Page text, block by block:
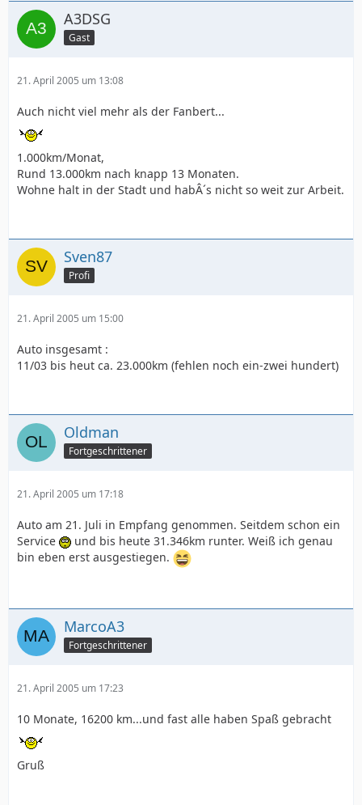
A3DSG
Gast
21. April 2005 um 13:08
Auch nicht viel mehr als der Fanbert...
1.000km/Monat,
Rund 13.000km nach knapp 13 Monaten.
Wohne halt in der Stadt und habÂ´s nicht so weit zur Arbeit.
Sven87
Profi
21. April 2005 um 15:00
Auto insgesamt :
11/03 bis heut ca. 23.000km (fehlen noch ein-zwei hundert)
Oldman
Fortgeschrittener
21. April 2005 um 17:18
Auto am 21. Juli in Empfang genommen. Seitdem schon ein
Service
und bis heute 31.346km runter. Weiß ich genau
bin eben erst ausgestiegen.
MarcoA3
Fortgeschrittener
21. April 2005 um 17:23
10 Monate, 16200 km...und fast alle haben Spaß gebracht
Gruß